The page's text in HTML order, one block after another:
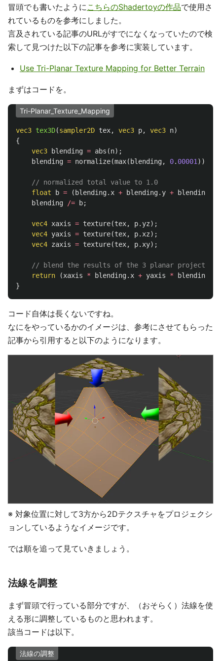
冒頭でも書いたようにこちらのShadertoyの作品で使用さ
れているものを参考にしました。
言及されている記事のURLがすでになくなっていたので検
索して見つけた以下の記事を参考に実装しています。
Use Tri-Planar Texture Mapping for Better Terrain
まずはコードを。
Tri-Planar_Texture_Mapping
vec3 tex3D(sampler2D tex, vec3 p, vec3 n)
{
vec3
blending = abs (n);
blending = normalize(max( blending, 0. 00001 ));
// normalized total value to 1.0
float
b = ( blending. x + blending. y + blending
blending
/= b;
vec4 xaxis = texture(tex, p. yz);
vec4 yaxis = texture(tex, p. xz);
vec4 zaxis = texture(tex, p. xy);
// blend the results of the 3 planar
return
(xaxis * blending. x + yaxis * blending
}
コード自体は長くないですね。
なにをやっているかのイメージは、参考にさせてもらった
記事から引用すると以下のようになります。
※ 対象位置に対して3方から2Dテクスチャをプロジェクシ
ョンしているようなイメージです。
では順を追って見ていきましょう。
法線を調整
まず冒頭で行っている部分ですが、（おそらく）法線を使
える形に調整しているものと思われます。
該当コードは以下。
法線の調整